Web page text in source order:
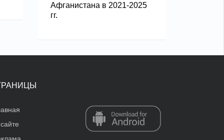
Афганистана в 2021-2025
гг.